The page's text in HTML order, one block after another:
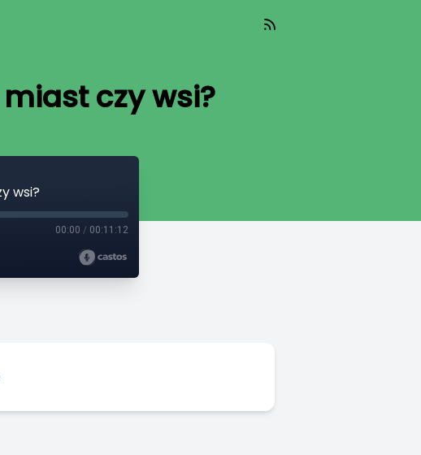
czy wsi?
wsi?
00:00 / 00:11:12